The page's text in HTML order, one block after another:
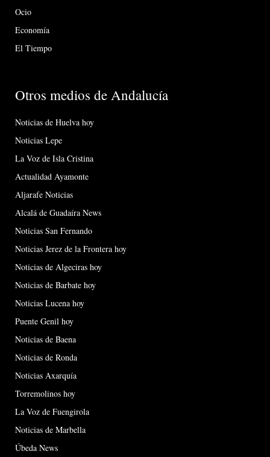
Ocio
Economía
El Tiempo
Otros medios de Andalucía
Noticias de Huelva hoy
Noticias Lepe
La Voz de Isla Cristina
Actualidad Ayamonte
Aljarafe Noticias
Alcalá de Guadaíra News
Noticias San Fernando
Noticias Jerez de la Frontera hoy
Noticias de Algeciras hoy
Noticias de Barbate hoy
Noticias Lucena hoy
Puente Genil hoy
Noticias de Baena
Noticias de Ronda
Noticias Axarquía
Torremolinos hoy
La Voz de Fuengirola
Noticias de Marbella
Úbeda News